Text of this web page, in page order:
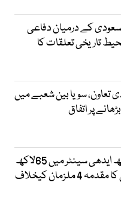
سعودی کے درمیان دفاعی
تاریخی تعلقات کا
تعاون، سویا بین شعبے میں
پر اتفاق
کراچی: سہراب گوٹھ ایدھی سینٹر میں 65لاکھ
سے زائد کی ڈکیتی کا مقدمہ 4 ملزمان کیخلاف